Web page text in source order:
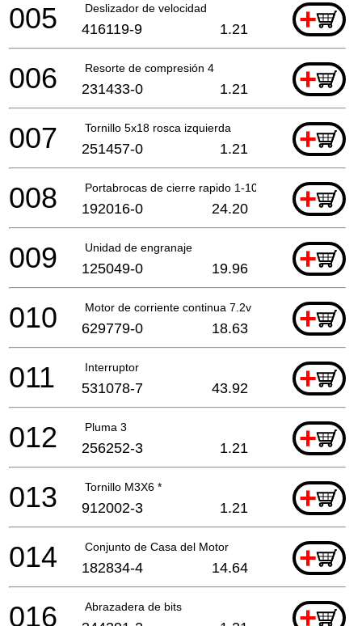
Deslizador de velocidad +
005 416119-9 1.21
Resorte de compresión 4 +
006 231433-0 1.21
Tornillo 5x18 rosca izquierda +
007 251457-0 1.21
Portabrocas de cierre rapido 1-10 mm +
008 192016-0 24.20
Unidad de engranaje +
009 125049-0 19.96
Motor de corriente continua 7.2v +
010 629779-0 18.63
Interruptor +
011 531078-7 43.92
Pluma 3 +
012 256252-3 1.21
Tornillo M3X6 * +
013 912002-3 1.21
Conjunto de Casa del Motor +
014 182834-4 14.64
Abrazadera de bits +
016